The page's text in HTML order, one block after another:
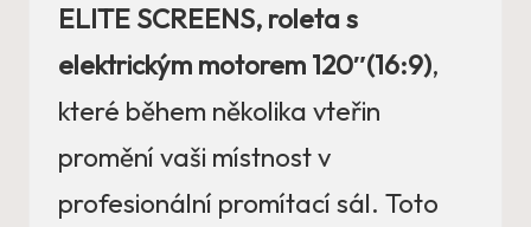
ELITE SCREENS, roleta s
elektrickým motorem 120″(16:9),
které během několika vteřin
promění vaši místnost v
profesionální promítací sál. Toto